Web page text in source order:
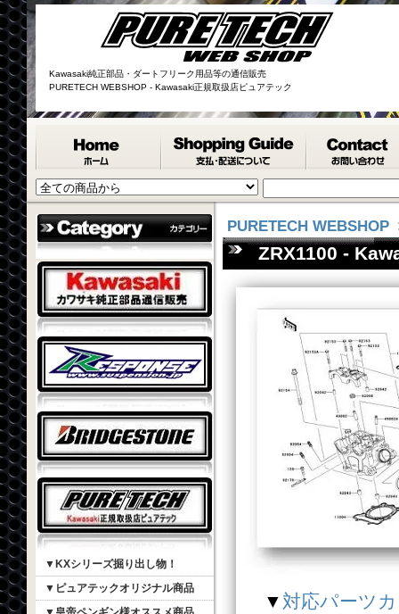
Kawasaki純正部品・ダートフリーク用品等の通信販売
PURETECH WEBSHOP - Kawasaki正規取扱店ピュアテック
▼KXシリーズ掘り出し物！
▼ピュアテックオリジナル商品
PURETECH WEBSHOP
ZRX1100 -
▼ 対応パーツ